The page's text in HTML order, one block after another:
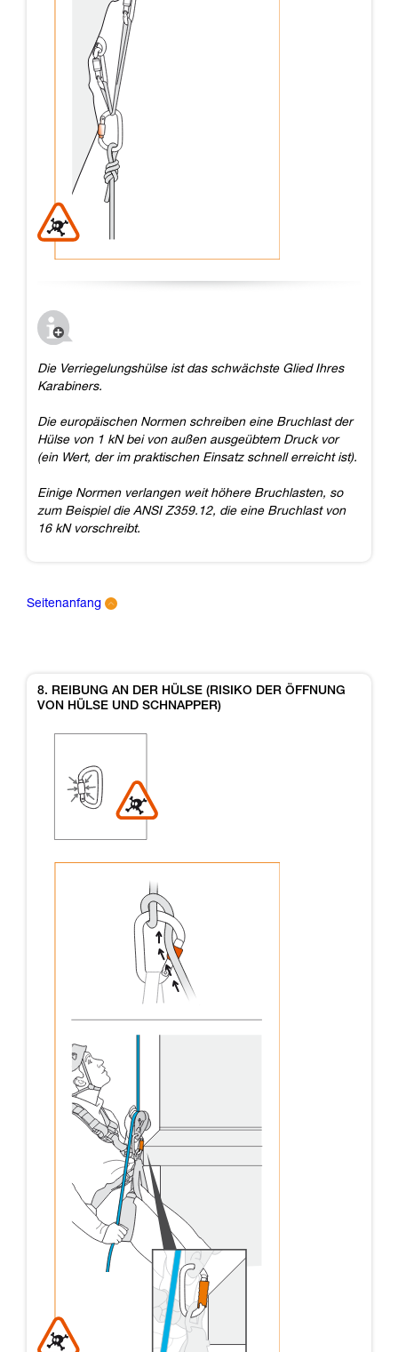
Die Verriegelungshülse ist das schwächste Glied Ihres
Karabiners.
Die europäischen Normen schreiben eine Bruchlast der
Hülse von 1 kN bei von außen ausgeübtem Druck vor
(ein Wert, der im praktischen Einsatz schnell erreicht ist).
Einige Normen verlangen weit höhere Bruchlasten, so
zum Beispiel die ANSI Z359.12, die eine Bruchlast von
16 kN vorschreibt.
Seitenanfang
8. REIBUNG AN DER HÜLSE (RISIKO DER ÖFFNUNG
VON HÜLSE UND SCHNAPPER)